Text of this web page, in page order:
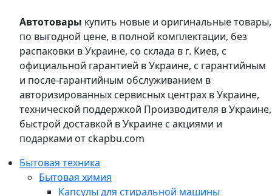
Автотовары купить новые и оригинальные товары,
по выгодной цене, в полной комплектации, без
распаковки в Украине, со склада в г. Киев, с
официальной гарантией в Украине, с гарантийным
и после-гарантийным обслуживанием в
авторизированных сервисных центрах в Украине,
технической поддержкой Производителя в Украине,
быстрой доставкой в Украине с акциями и
подарками от ckapbu.com
Бытовая техника
Бытовая химия
Капсулы для стиральной машины